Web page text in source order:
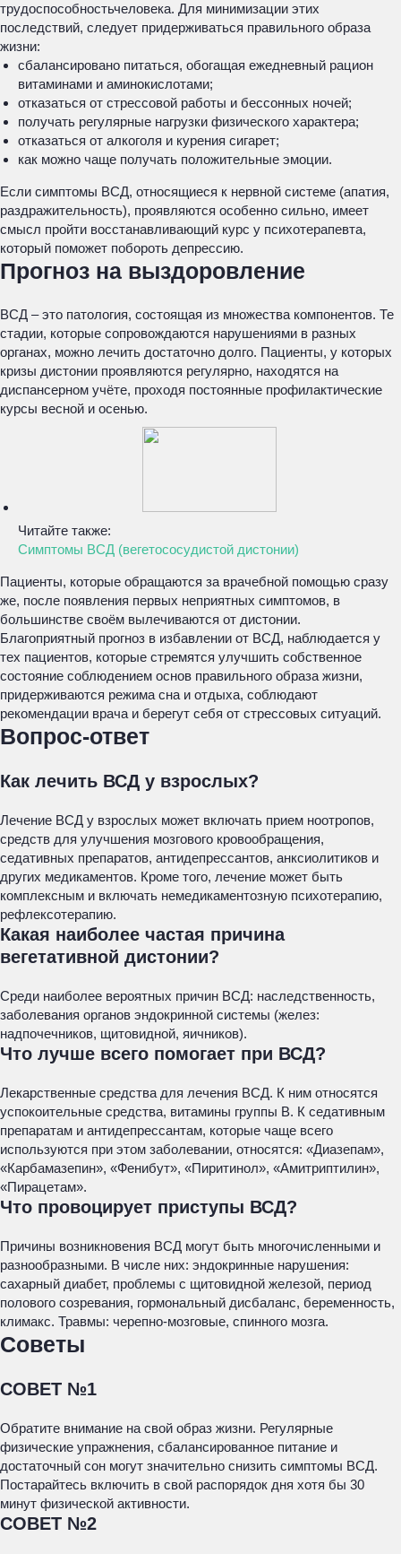
трудоспособностьчеловека. Для минимизации этих
последствий, следует придерживаться правильного образа
жизни:
сбалансировано питаться, обогащая ежедневный рацион
витаминами и аминокислотами;
отказаться от стрессовой работы и бессонных ночей;
получать регулярные нагрузки физического характера;
отказаться от алкоголя и курения сигарет;
как можно чаще получать положительные эмоции.
Если симптомы ВСД, относящиеся к нервной системе (апатия,
раздражительность), проявляются особенно сильно, имеет
смысл пройти восстанавливающий курс у психотерапевта,
который поможет побороть депрессию.
Прогноз на выздоровление
ВСД – это патология, состоящая из множества компонентов. Те
стадии, которые сопровождаются нарушениями в разных
органах, можно лечить достаточно долго. Пациенты, у которых
кризы дистонии проявляются регулярно, находятся на
диспансерном учёте, проходя постоянные профилактические
курсы весной и осенью.
Читайте также:
Симптомы ВСД (вегетососудистой дистонии)
Пациенты, которые обращаются за врачебной помощью сразу
же, после появления первых неприятных симптомов, в
большинстве своём вылечиваются от дистонии.
Благоприятный прогноз в избавлении от ВСД, наблюдается у
тех пациентов, которые стремятся улучшить собственное
состояние соблюдением основ правильного образа жизни,
придерживаются режима сна и отдыха, соблюдают
рекомендации врача и берегут себя от стрессовых ситуаций.
Вопрос-ответ
Как лечить ВСД у взрослых?
Лечение ВСД у взрослых может включать прием ноотропов,
средств для улучшения мозгового кровообращения,
седативных препаратов, антидепрессантов, анксиолитиков и
других медикаментов. Кроме того, лечение может быть
комплексным и включать немедикаментозную психотерапию,
рефлексотерапию.
Какая наиболее частая причина
вегетативной дистонии?
Среди наиболее вероятных причин ВСД: наследственность,
заболевания органов эндокринной системы (желез:
надпочечников, щитовидной, яичников).
Что лучше всего помогает при ВСД?
Лекарственные средства для лечения ВСД. К ним относятся
успокоительные средства, витамины группы В. К седативным
препаратам и антидепрессантам, которые чаще всего
используются при этом заболевании, относятся: «Диазепам»,
«Карбамазепин», «Фенибут», «Пиритинол», «Амитриптилин»,
«Пирацетам».
Что провоцирует приступы ВСД?
Причины возникновения ВСД могут быть многочисленными и
разнообразными. В числе них: эндокринные нарушения:
сахарный диабет, проблемы с щитовидной железой, период
полового созревания, гормональный дисбаланс, беременность,
климакс. Травмы: черепно-мозговые, спинного мозга.
Советы
СОВЕТ №1
Обратите внимание на свой образ жизни. Регулярные
физические упражнения, сбалансированное питание и
достаточный сон могут значительно снизить симптомы ВСД.
Постарайтесь включить в свой распорядок дня хотя бы 30
минут физической активности.
СОВЕТ №2